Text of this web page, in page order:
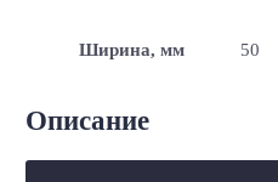
Ширина, мм 50
Описание